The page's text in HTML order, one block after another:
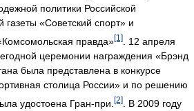
политики Российской
«Советский спорт» и
правда»[1]
. 12 апреля
церемонии награждения «Брэнд
была представлена в конкурсе
столица России» и по решению
удостоена Гран-при. [2]
. В 2009 году